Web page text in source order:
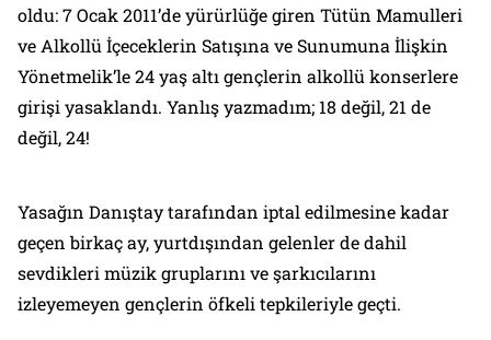
oldu: 7 Ocak 2011’de yürürlüğe giren Tütün Mamulleri
ve Alkollü İçeceklerin Satışına ve Sunumuna İlişkin
Yönetmelik’le 24 yaş altı gençlerin alkollü konserlere
girişi yasaklandı. Yanlış yazmadım; 18 değil, 21 de
değil, 24!
Yasağın Danıştay tarafından iptal edilmesine kadar
geçen birkaç ay, yurtdışından gelenler de dahil
sevdikleri müzik gruplarını ve şarkıcılarını
izleyemeyen gençlerin öfkeli tepkileriyle geçti.